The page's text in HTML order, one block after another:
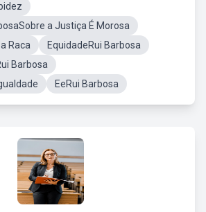
a Justiça É Morosa
Raca
EquidadeRui Barbosa
Barbosa
EeRui Barbosa